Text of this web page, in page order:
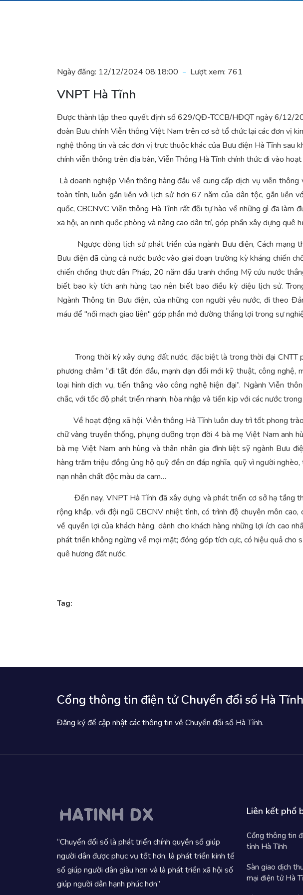
Ngày đăng: 12/12/2024 08:18:00 Lượt xem: 761
VNPT Hà Tĩnh
Được thành lập theo quyết định số 629/QĐ-TCCB/HĐQT ngày 6/12/
đoàn Bưu chính Viễn thông Việt Nam trên cơ sở tổ chức lại các đơn vị
nghệ thông tin và các đơn vị trực thuộc khác của Bưu điện Hà Tĩnh sau
chính viễn thông trên địa bàn, Viễn Thông Hà Tĩnh chính thức đi vào
Là doanh nghiệp Viễn thông hàng đầu về cung cấp dịch vụ viễn
toàn tỉnh, luôn gắn liền với lịch sử hơn 67 năm của dân tộc, gắn liền
quốc, CBCNVC Viễn thông Hà Tĩnh rất đỗi tự hào về những gì đã làm
xã hội, an ninh quốc phòng và nâng cao dân trí, góp phần xây dựng quê
Ngược dòng lịch sử phát triển của ngành Bưu điện, Cách mạng
Bưu điện đã cùng cả nước bước vào giai đoạn trường kỳ kháng chiến
chiến chống thực dân Pháp, 20 năm đấu tranh chống Mỹ cứu nước
biết bao kỳ tích anh hùng tạo nên biết bao điều kỳ diệu lịch sử.
Ngành Thông tin Bưu điện, của những con người yêu nước, đi theo
máu để "nối mạch giao liên" góp phần mở đường thắng lợi trong sự
Trong thời kỳ xây dựng đất nước, đặc biệt là trong thời đại CNTT
phương châm “đi tắt đón đầu, mạnh dạn đổi mới kỹ thuật, công nghệ,
loại hình dịch vụ, tiến thẳng vào công nghệ hiện đại”. Ngành Viễn
chắc, với tốc độ phát triển nhanh, hòa nhập và tiến kịp với các nước
Về hoạt động xã hội, Viễn thông Hà Tĩnh luôn duy trì tốt phong
chữ vàng truyền thống, phụng dưỡng trọn đời 4 bà mẹ Việt Nam anh
bà mẹ Việt Nam anh hùng và thân nhân gia đình liệt sỹ ngành Bưu
hàng trăm triệu đồng ủng hộ quỹ đền ơn đáp nghĩa, quỹ vì người
nạn nhân chất độc màu da cam…
Đến nay, VNPT Hà Tĩnh đã xây dựng và phát triển cơ sở hạ tầng
rộng khắp, với đội ngũ CBCNV nhiệt tình, có trình độ chuyên môn cao,
về quyền lợi của khách hàng, dành cho khách hàng những lợi ích cao
phát triển không ngừng về mọi mặt; đóng góp tích cực, có hiệu quả cho
quê hương đất nước.
Tag:
Cổng thông tin điện tử Chuyển đổi số Hà Tĩnh
Đăng ký để cập nhật các thông tin về Chuyển đổi số Hà Tĩnh.
“Chuyển đổi số là phát triển chính quyền số giúp
người dân được phục vụ tốt hơn, là phát triển kinh tế
số giúp người dân giàu hơn và là phát triển xã hội số
giúp người dân hạnh phúc hơn”
Liên kết phổ
Cổng thông tin
tỉnh Hà Tĩnh
Sàn giao dịch
mại điện tử Hà